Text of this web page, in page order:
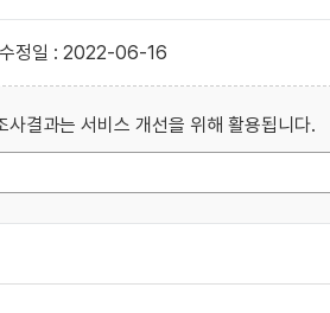
정일 : 2022-06-16
결과는 서비스 개선을 위해 활용됩니다.